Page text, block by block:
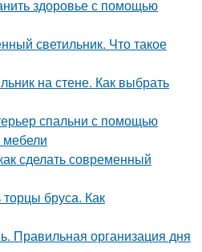
здоровье с помощью
светильник. Что такое
на стене. Как выбрать
спальни с помощью
мебели
сделать современный
бруса. Как
Правильная организация дня